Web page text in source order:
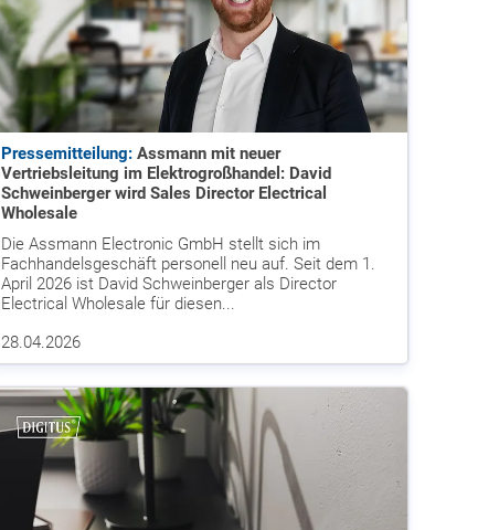
Pressemitteilung: Assmann mit neuer
Vertriebsleitung im Elektrogroßhandel: David
Schweinberger wird Sales Director Electrical
Wholesale
Die Assmann Electronic GmbH stellt sich im
Fachhandelsgeschäft personell neu auf. Seit dem 1.
April 2026 ist David Schweinberger als Director
Electrical Wholesale für diesen...
28.04.2026